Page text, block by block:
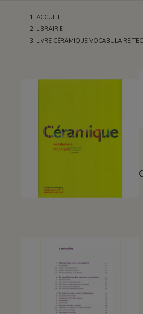
ACCUEIL
LIBRAIRIE
LIVRE CÉRAMIQUE VOCABULAIRE